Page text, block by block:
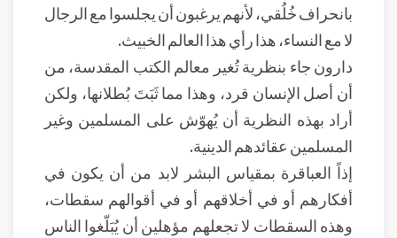
بانحراف خُلُقي، لأنهم يرغبون أن يجلسوا مع الرجال
لا مع النساء، هذا رأي هذا العالم الخبيث.
دارون جاء بنظرية تُغير معالم الكتب المقدسة، من
أن أصل الإنسان قرد، وهذا مما ثَبَتَ بُطلانها، ولكن
أراد بهذه النظرية أن يُهوّش على المسلمين وغير
المسلمين عقائدهم الدينية.
إذاً العباقرة بمقياس البشر لابد من أن يكون في
أفكارهم أو في أخلاقهم أو في أقوالهم سقطات،
وهذه السقطات لا تجعلهم مؤهلين أن يُبَلّغوا الناس